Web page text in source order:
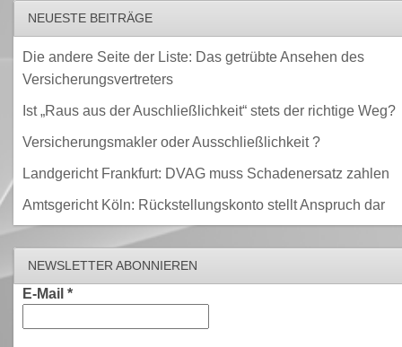
NEUESTE BEITRÄGE
Die andere Seite der Liste: Das getrübte Ansehen des
Versicherungsvertreters
Ist „Raus aus der Auschließlichkeit“ stets der richtige Weg?
Versicherungsmakler oder Ausschließlichkeit ?
Landgericht Frankfurt: DVAG muss Schadenersatz zahlen
Amtsgericht Köln: Rückstellungskonto stellt Anspruch dar
NEWSLETTER ABONNIEREN
E-Mail *